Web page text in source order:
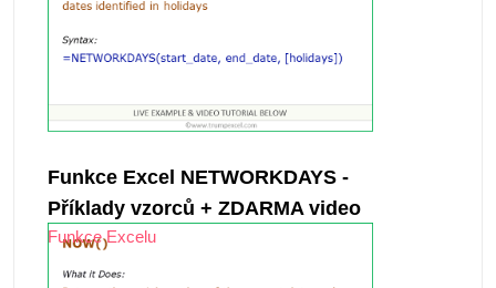
Funkce Excel NETWORKDAYS -
Příklady vzorců + ZDARMA video
Funkce Excelu